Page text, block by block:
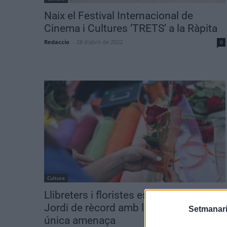
Naix el Festival Internacional de
Cinema i Cultures ‘TRETS’ a la Ràpita
Redaccio 28 d'abril de 2022 0
Cultura
Llibreters i floristes esperen un Sant
Jordi de rècord amb la pluja com a
única amenaça